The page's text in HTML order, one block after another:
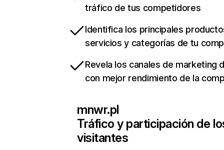
tráfico de tus competidores
Identifica los principales
servicios y categorías de tu
Revela los canales de marketing
con mejor rendimiento de la
mnwr.pl
Tráfico y participación de
visitantes